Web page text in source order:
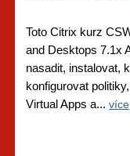
Toto Citrix kurz
and Desktops 7.1x
nasadit, instalovat,
konfigurovat
Virtual Apps a... více